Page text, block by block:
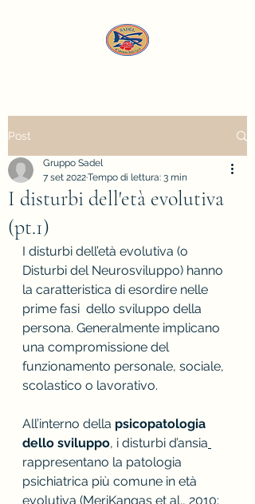
Post
I disturbi dell'età evolutiva
(pt.1)
Gruppo Sadel
7 set 2022Tempo di lettura: 3 min
I disturbi dell’età evolutiva (o
Disturbi del Neurosviluppo) hanno
la caratteristica di esordire nelle
prime fasi  dello sviluppo della
persona. Generalmente implicano
una compromissione del
funzionamento personale, sociale,
scolastico o lavorativo.
All’interno della psicopatologia
dello sviluppo, i disturbi d’ansia
rappresentano la patologia
psichiatrica più comune in età
evolutiva (MeriKangas et al., 2010;